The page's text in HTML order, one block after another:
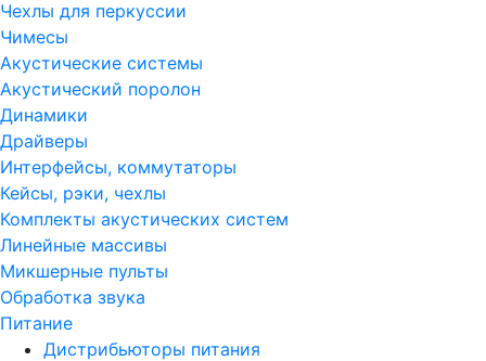
Чехлы для перкуссии
Чимесы
Акустические системы
Акустический поролон
Динамики
Драйверы
Интерфейсы, коммутаторы
Кейсы, рэки, чехлы
Комплекты акустических систем
Линейные массивы
Микшерные пульты
Обработка звука
Питание
Дистрибьюторы питания